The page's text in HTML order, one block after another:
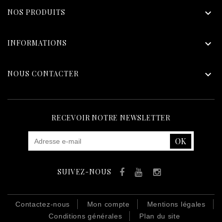
NOS PRODUITS 
INFORMATIONS 
NOUS CONTACTER 
RECEVOIR NOTRE NEWSLETTER
SUIVEZ-NOUS Facebook
YouTubeInstagram
Contactez-nous Mon compte
Mentions légales
Conditions générales
Plan du site